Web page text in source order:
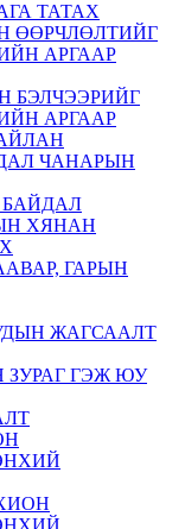
ТАТАХ
ӨӨРЧЛӨЛТИЙГ
АРГААР
БЭЛЧЭЭРИЙГ
АРГААР
ЧАНАРЫН
БАЙДАЛ
ХЯНАН
ГАРЫН
ЖАГСААЛТ
ЗУРАГ ГЭЖ ЮУ